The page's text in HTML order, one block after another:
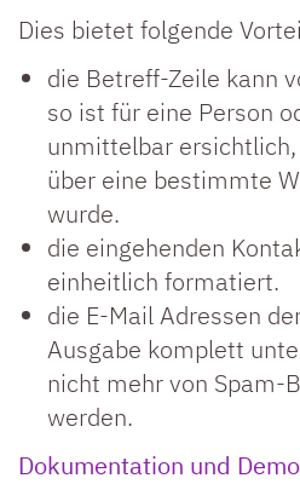
Dies bietet folgende
die Betreff-Zeile kann
so ist für eine Person
unmittelbar
über eine bestimmte
wurde.
die eingehenden
einheitlich formatiert.
die E-Mail Adressen
Ausgabe komplett
nicht mehr von Spam-
werden.
Dokumentation und Demo